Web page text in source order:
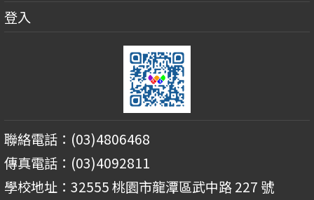
登入
聯絡電話：(03)4806468
傳真電話：(03)4092811
學校地址：32555 桃園市龍潭區武中路 227 號